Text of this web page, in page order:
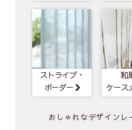
ストライプ・
ボーダー
和
ケース
おしゃれなデザインレ